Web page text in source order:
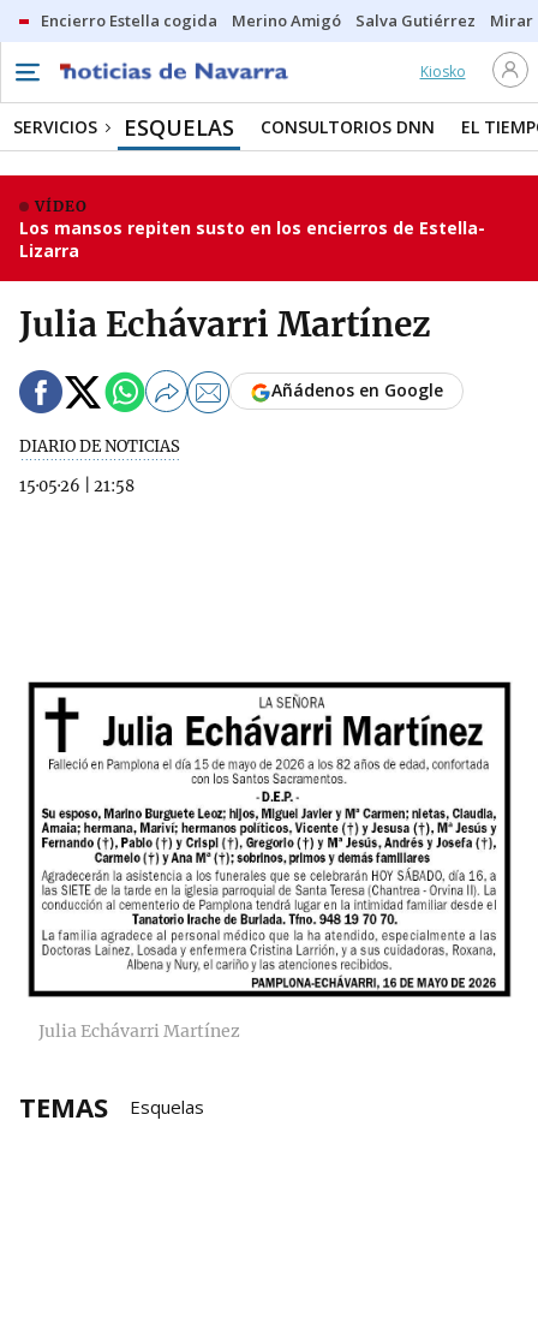
Encierro Estella cogida Merino Amigó Salva Gutiérrez Mirar
Kiosko
SERVICIOS ESQUELAS CONSULTORIOS DNN EL
VÍDEO
Los mansos repiten susto en los encierros de Estella-
Lizarra
Julia Echávarri Martínez
DIARIO DE NOTICIAS
15·05·26
21:58
Añádenos en Google
Julia Echávarri Martínez
TEMAS Esquelas